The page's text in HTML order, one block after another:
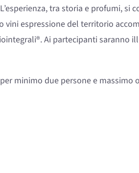
tra storia e profumi, si
vini espressione del territorio
Ai partecipanti saranno
minimo due persone e massimo